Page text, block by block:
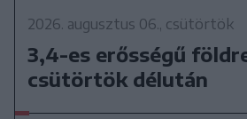
2026. augusztus 06., csütörtök
3,4-es erősségű
csütörtök délután